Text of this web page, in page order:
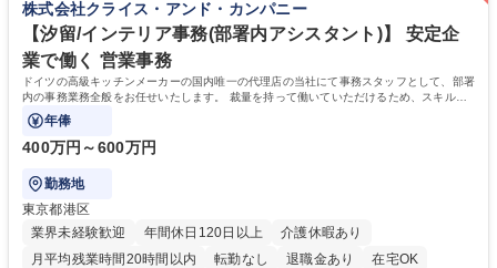
休124日/未経験歓迎
株式会社クライス・アンド・カンパニー
【汐留/インテリア事務(部署内アシスタント)】 安定企
業で働く 営業事務
ドイツの高級キッチンメーカーの国内唯一の代理店の当社にて事務スタッフとして、部署
内の事務業務全般をお任せいたします。 裁量を持って働いていただけるため、スキルア
ップも可能です。
年俸
400万円～600万円
勤務地
東京都港区
業界未経験歓迎
年間休日120日以上
介護休暇あり
月平均残業時間20時間以内
転勤なし 退職金あり
在宅OK